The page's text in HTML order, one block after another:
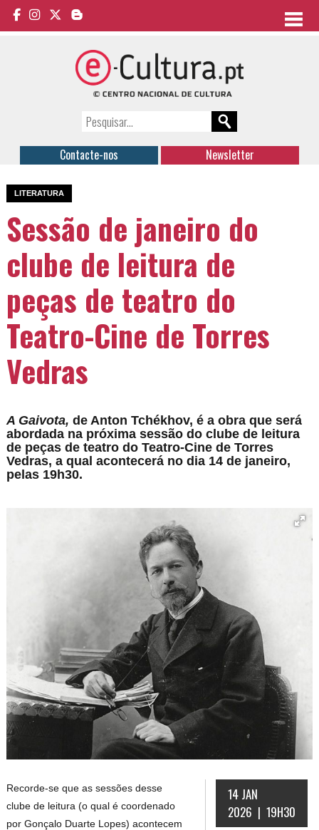
Contacte-nos Newsletter
LITERATURA
Sessão de janeiro do
clube de leitura de
peças de teatro do
Teatro-Cine de Torres
Vedras
A Gaivota, de Anton Tchékhov, é a obra que será
abordada na próxima sessão do clube de leitura
de peças de teatro do Teatro-Cine de Torres
Vedras, a qual acontecerá no dia 14 de janeiro,
pelas 19h30.
14 JAN
2026 | 19H30
Recorde-se que as sessões desse
clube de leitura (o qual é coordenado
por Gonçalo Duarte Lopes) acontecem